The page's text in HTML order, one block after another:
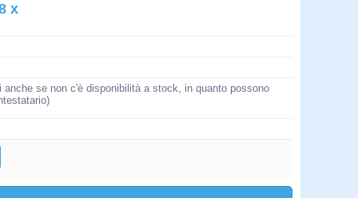
password?
x
se non c'è disponibilità a stock, in quanto possono